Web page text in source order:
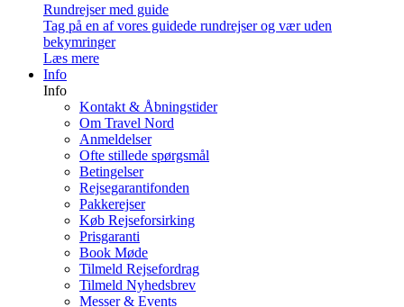
Rundrejser med guide
Tag på en af vores guidede rundrejser og vær uden
bekymringer
Læs mere
Info
Info
Kontakt & Åbningstider
Om Travel Nord
Anmeldelser
Ofte stillede spørgsmål
Betingelser
Rejsegarantifonden
Pakkerejser
Køb Rejseforsirking
Prisgaranti
Book Møde
Tilmeld Rejsefordrag
Tilmeld Nyhedsbrev
Messer & Events